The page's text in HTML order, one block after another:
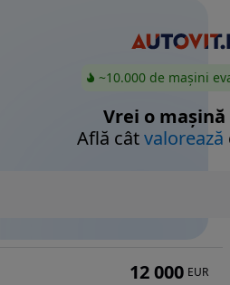
~10.000 de mașini
Vrei o mașină
Află câtvalorează
12 000 EUR